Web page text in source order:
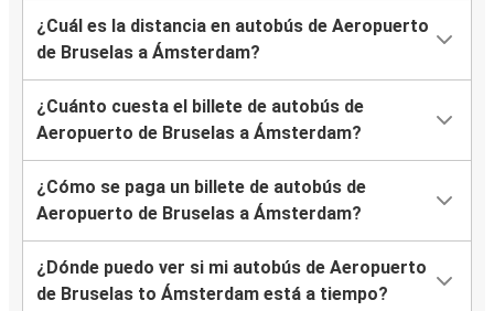
¿Cuál es la distancia en autobús de Aeropuerto
de Bruselas a Ámsterdam?
¿Cuánto cuesta el billete de autobús de
Aeropuerto de Bruselas a Ámsterdam?
¿Cómo se paga un billete de autobús de
Aeropuerto de Bruselas a Ámsterdam?
¿Dónde puedo ver si mi autobús de Aeropuerto
de Bruselas to Ámsterdam está a tiempo?